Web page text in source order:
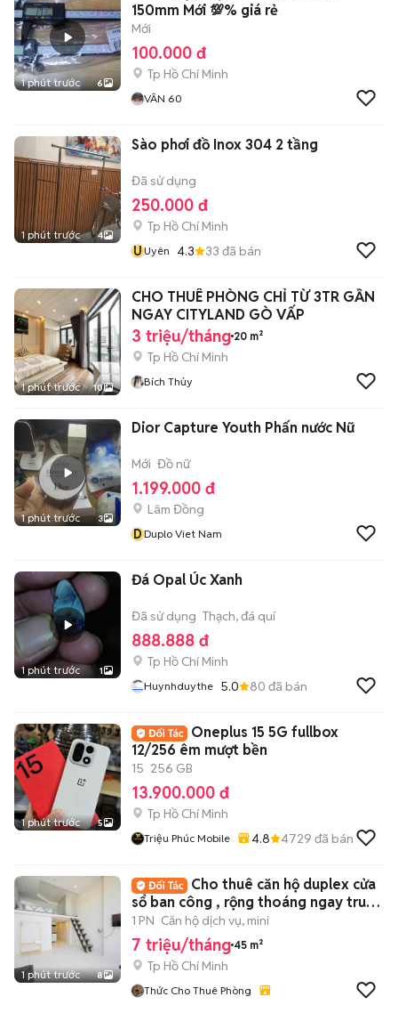
1 phút trước 6
150mm Mới 💯% giá rẻ
Mới
100.000 đ
Tp Hồ Chí Minh
VÂN 60
1 phút trước 4
Sào phơi đồ Inox 304 2 tầng
Đã sử dụng
250.000 đ
Tp Hồ Chí Minh
UUyên 4.3 33 đã bán
1 phút trước 10
CHO THUÊ PHÒNG CHỈ TỪ 3TR GẦN
NGAY CITYLAND GÒ VẤP
3 triệu/tháng 20 m²
Tp Hồ Chí Minh
Bích Thủy
1 phút trước 3
Dior Capture Youth Phấn nước Nữ
Mới Đồ nữ
1.199.000 đ
Lâm Đồng
DDuplo Viet Nam
1 phút trước 1
Đá Opal Úc Xanh
Đã sử dụng Thạch, đá quí
888.888 đ
Tp Hồ Chí Minh
Huynhduythe 5.0 80 đã bán
1 phút trước 5
Oneplus 15 5G fullbox
12/256 êm mượt bền
15 256 GB
13.900.000 đ
Tp Hồ Chí Minh
Triệu Phúc Mobile 4.8 4729 đã bán
1 phút trước 8
Cho thuê căn hộ duplex cửa
sổ ban công , rộng thoáng ngay trung
tâm q4
1 PN Căn hộ dịch vụ, mini
7 triệu/tháng 45 m²
Tp Hồ Chí Minh
Thức Cho Thuê Phòng